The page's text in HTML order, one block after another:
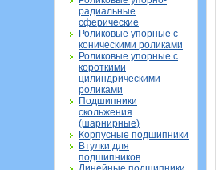
радиальные
сферические
Роликовые упорные с
коническими роликами
Роликовые упорные с
короткими
цилиндрическими
роликами
Подшипники
скольжения
(шарнирные)
Корпусные подшипники
Втулки для
подшипников